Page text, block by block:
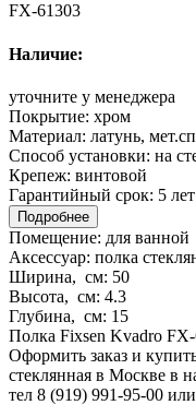
FX-61303
Наличие:
уточните у менеджера
Покрытие: хром
Материал: латунь,
Способ установки: на
Крепеж: винтовой
Гарантийный срок: 5 лет
Подробнее
Помещение: для ванной
Аксессуар: полка
Ширина, см: 50
Высота, см: 4.3
Глубина, см: 15
Полка Fixsen Kvadro FX-
Оформить заказ и
стеклянная в Москве в
тел 8 (919) 991-95-00